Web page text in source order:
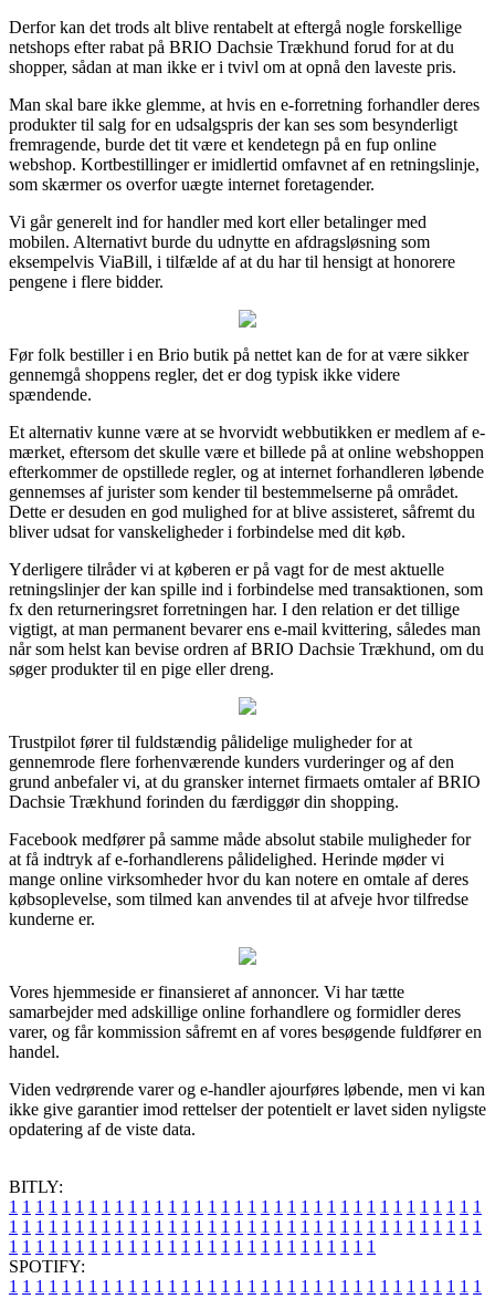
Derfor kan det trods alt blive rentabelt at eftergå nogle forskellige
netshops efter rabat på BRIO Dachsie Trækhund forud for at du
shopper, sådan at man ikke er i tvivl om at opnå den laveste pris.
Man skal bare ikke glemme, at hvis en e-forretning forhandler deres
produkter til salg for en udsalgspris der kan ses som besynderligt
fremragende, burde det tit være et kendetegn på en fup online
webshop. Kortbestillinger er imidlertid omfavnet af en retningslinje,
som skærmer os overfor uægte internet foretagender.
Vi går generelt ind for handler med kort eller betalinger med
mobilen. Alternativt burde du udnytte en afdragsløsning som
eksempelvis ViaBill, i tilfælde af at du har til hensigt at honorere
pengene i flere bidder.
Før folk bestiller i en Brio butik på nettet kan de for at være sikker
gennemgå shoppens regler, det er dog typisk ikke videre
spændende.
Et alternativ kunne være at se hvorvidt webbutikken er medlem af e-
mærket, eftersom det skulle være et billede på at online webshoppen
efterkommer de opstillede regler, og at internet forhandleren løbende
gennemses af jurister som kender til bestemmelserne på området.
Dette er desuden en god mulighed for at blive assisteret, såfremt du
bliver udsat for vanskeligheder i forbindelse med dit køb.
Yderligere tilråder vi at køberen er på vagt for de mest aktuelle
retningslinjer der kan spille ind i forbindelse med transaktionen, som
fx den returneringsret forretningen har. I den relation er det tillige
vigtigt, at man permanent bevarer ens e-mail kvittering, således man
når som helst kan bevise ordren af BRIO Dachsie Trækhund, om du
søger produkter til en pige eller dreng.
Trustpilot fører til fuldstændig pålidelige muligheder for at
gennemrode flere forhenværende kunders vurderinger og af den
grund anbefaler vi, at du gransker internet firmaets omtaler af BRIO
Dachsie Trækhund forinden du færdiggør din shopping.
Facebook medfører på samme måde absolut stabile muligheder for
at få indtryk af e-forhandlerens pålidelighed. Herinde møder vi
mange online virksomheder hvor du kan notere en omtale af deres
købsoplevelse, som tilmed kan anvendes til at afveje hvor tilfredse
kunderne er.
Vores hjemmeside er finansieret af annoncer. Vi har tætte
samarbejder med adskillige online forhandlere og formidler deres
varer, og får kommission såfremt en af vores besøgende fuldfører en
handel.
Viden vedrørende varer og e-handler ajourføres løbende, men vi kan
ikke give garantier imod rettelser der potentielt er lavet siden nyligste
opdatering af de viste data.
BITLY:
1 1 1 1 1 1 1 1 1 1 1 1 1 1 1 1 1 1 1 1 1 1 1 1 1 1 1 1 1 1 1 1 1 1 1 1
1 1 1 1 1 1 1 1 1 1 1 1 1 1 1 1 1 1 1 1 1 1 1 1 1 1 1 1 1 1 1 1 1 1 1 1
1 1 1 1 1 1 1 1 1 1 1 1 1 1 1 1 1 1 1 1 1 1 1 1 1 1 1 1
SPOTIFY:
1 1 1 1 1 1 1 1 1 1 1 1 1 1 1 1 1 1 1 1 1 1 1 1 1 1 1 1 1 1 1 1 1 1 1 1